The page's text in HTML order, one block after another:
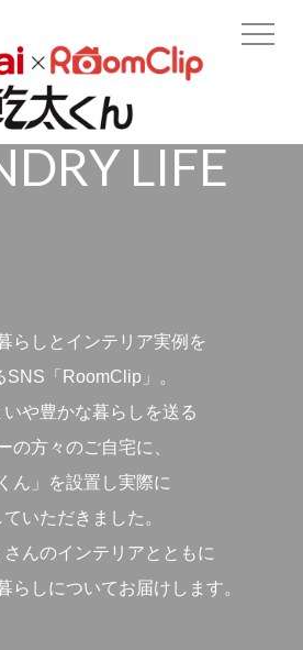
H ME
LIFE
らしとインテリア実例を
SNS「RoomClip」。
や豊かな暮らしを送る
の方々のご自宅に、
ん」を設置し実際に
いただきました。
さんのインテリアとともに
らしについてお届けします。